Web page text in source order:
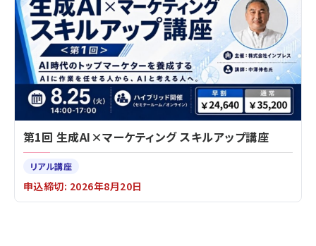
第1回 生成AI×マーケティング スキルアップ講座
リアル講座
申込締切: 2026年8月20日